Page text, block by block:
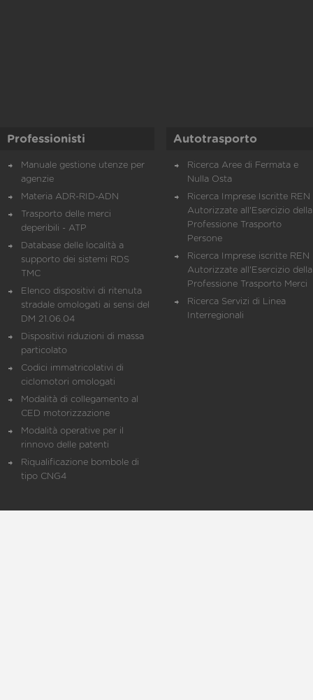
Professionisti
Manuale gestione utenze per
agenzie
Materia ADR-RID-ADN
Trasporto delle merci
deperibili - ATP
Database delle località a
supporto dei sistemi RDS
TMC
Elenco dispositivi di ritenuta
stradale omologati ai sensi del
DM 21.06.04
Dispositivi riduzioni di massa
particolato
Codici immatricolativi di
ciclomotori omologati
Modalità di collegamento al
CED motorizzazione
Modalità operative per il
rinnovo delle patenti
Riqualificazione bombole di
tipo CNG4
Autotrasporto
Ricerca Aree di Fermata e
Nulla Osta
Ricerca Imprese Iscritte REN
Autorizzate all'Esercizio della
Professione Trasporto
Persone
Ricerca Imprese iscritte REN
Autorizzate all'Esercizio della
Professione Trasporto Merci
Ricerca Servizi di Linea
Interregionali